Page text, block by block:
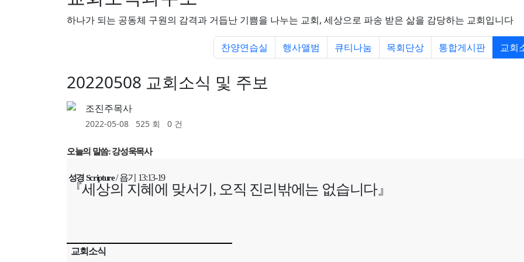
하나가 되는 공동체 구원의 감격과 거듭난 기쁨을 나누는 교회, 세상으로 파송 받은 삶을 감당하는 교회입니다
찬양연습실 행사앨범 큐티나눔 목회단상 통합게시판 교회
20220508 교회소식 및 주보
조진주목사
2022-05-08 525 회 0 건
오늘의 말씀: 강성욱목사
성경Scripture/욥기 13:13-19
『세상의 지혜에 맞서기, 오직 진리밖에는 없습니다』
교회소식